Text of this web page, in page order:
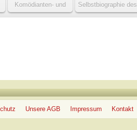
Komödianten- und
Spitzbubengeschichten
Selbstbiographie des
Barthold Heinrich
Unsere AGB Impressum Kontakt